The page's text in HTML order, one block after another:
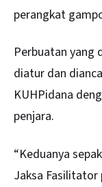
perangkat
Perbuatan yang
diatur dan
KUHPidana
penjara.
“Keduanya
Jaksa Fasilitator